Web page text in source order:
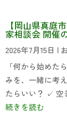
【岡山県真庭
家相談会 開催
2026年7月15日 |
「何から始めた
みを、一緒に考
たらいい？ ✓ 空
続きを読む